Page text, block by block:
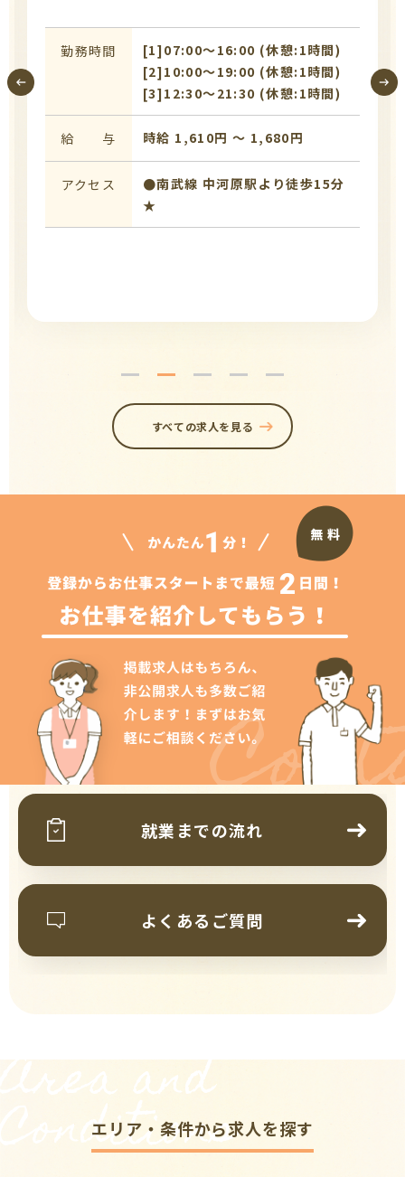
勤務時間
[1]07:00〜16:00 (休憩:1時間)
[2]10:00〜19:00 (休憩:1時間)
[3]12:30〜21:30 (休憩:1時間)
給 与 時給 1,610円 〜 1,680円
アクセス
●南武線 中河原駅より徒歩15分
★
すべての求人を見る
就業までの流れ
よくあるご質問
Area and
Conditions
エリア・条件から求人を探す